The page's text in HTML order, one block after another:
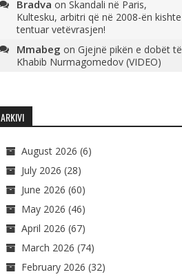
Bradva on Skandali në Paris,
Kultesku, arbitri që në 2008-ën kishte
tentuar vetëvrasjen!
Mmabeg on Gjejnë pikën e dobët të
Khabib Nurmagomedov (VIDEO)
ARKIVI
August 2026 (6)
July 2026 (28)
June 2026 (60)
May 2026 (46)
April 2026 (67)
March 2026 (74)
February 2026 (32)